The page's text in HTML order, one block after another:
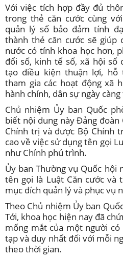
Với việc tích hợp đầy đủ
trong thẻ căn cước cùng
quản lý số bảo đảm tính
thành thẻ căn cước sẽ giúp
nước có tính khoa học hơn,
đổi số, kinh tế số, xã hội số
tạo điều kiện thuận lợi, hỗ
tham gia các hoạt động xã
hành chính, dân sự ngày
Chủ nhiệm Ủy ban Quốc
biết nội dung này Đảng
Chính trị và được Bộ Chính
cao về việc sử dụng tên gọi
như Chính phủ trình.
Ủy ban Thường vụ Quốc hội
tên gọi là Luật Căn cước và
mục đích quản lý và phục vụ
Theo Chủ nhiệm Ủy ban
Tới, khoa học hiện nay đã
mống mắt của một người
tạp và duy nhất đối với mỗi
theo thời gian.